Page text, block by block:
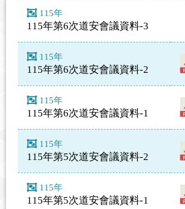
115年
115年第6次道安會議資料-3
115年
115年第6次道安會議資料-2
115年
115年第6次道安會議資料-1
115年
115年第5次道安會議資料-2
115年
115年第5次道安會議資料-1